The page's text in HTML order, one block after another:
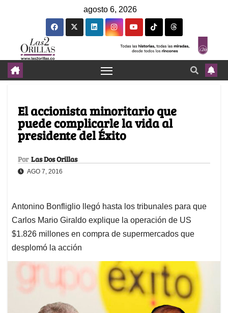
agosto 6, 2026
El accionista minoritario que
puede complicarle la vida al
presidente del Éxito
Por Las Dos Orillas
AGO 7, 2016
Antonino Bonfliglio llegó hasta los tribunales para que
Carlos Mario Giraldo explique la operación de US
$1.826 millones en compra de supermercados que
desplomó la acción